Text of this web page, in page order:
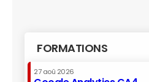
FORMATIONS
27 aoû 2026